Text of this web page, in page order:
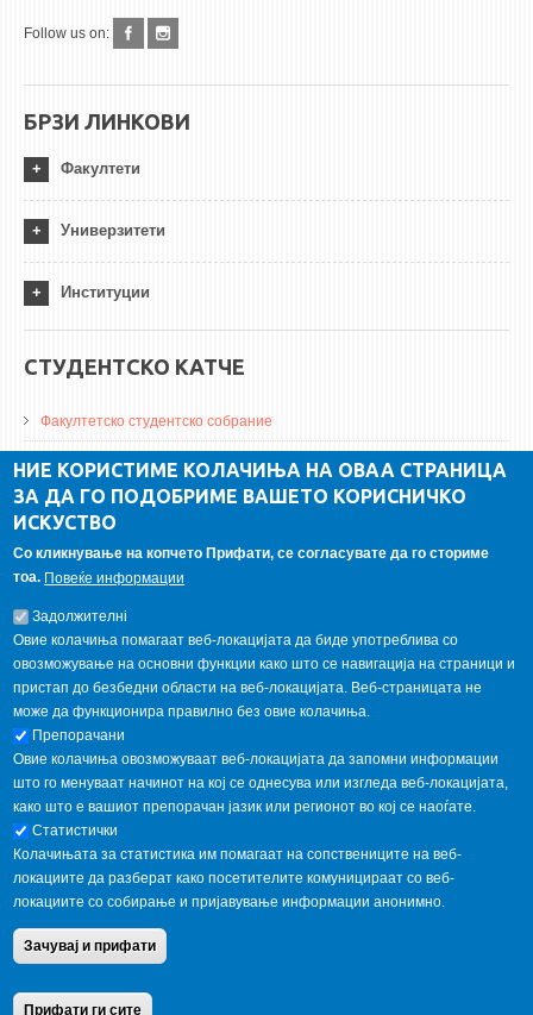
Follow us on:
БРЗИ ЛИНКОВИ
Факултети
Универзитети
Институции
СТУДЕНТСКО КАТЧЕ
Факултетско студентско собрание
ДА Винчи магазин
Алумни асоцијација
ГАЛЕРИЈА
Copyright © 2013 Garnet All Rights Reserved. Designed by
Home
НИЕ КОРИСТИМЕ КОЛАЧИЊА НА ОВАА СТРАНИЦА
ЗА ДА ГО ПОДОБРИМЕ ВАШЕТО КОРИСНИЧКО
ИСКУСТВО
Со кликнување на копчето Прифати, се согласувате да го сториме
тоа. Повеќе информации
Задолжителнi
Овие колачиња помагаат веб-локацијата да биде употреблива со
овозможување на основни функции како што се навигација на страници и
пристап до безбедни области на веб-локацијата. Веб-страницата не
може да функционира правилно без овие колачиња.
Препорачани
Овие колачиња овозможуваат веб-локацијата да запомни информации
што го менуваат начинот на кој се однесува или изгледа веб-локацијата,
како што е вашиот препорачан јазик или регионот во кој се наоѓате.
Статистички
Колачињата за статистика им помагаат на сопствениците на веб-
локациите да разберат како посетителите комуницираат со веб-
локациите со собирање и пријавување информации анонимно.
Зачувај и прифати
Прифати ги сите